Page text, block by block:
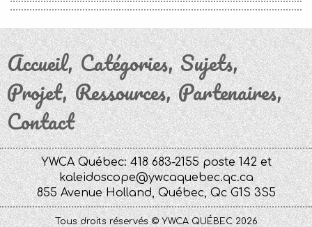
Accueil Catégories Sujets
Projet Ressources Partenaires
Contact
YWCA Québec: 418 683-2155 poste 142 et
kaleidoscope@ywcaquebec.qc.ca
855 Avenue Holland, Québec, Qc G1S 3S5
Tous droits réservés © YWCA QUÉBEC 2026